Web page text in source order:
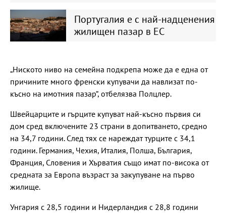
Португалия е с най-надценения
жилищен пазар в ЕС
„Ниското ниво на семейна подкрепа може да е една от
причините много френски купувачи да навлизат по-
късно на имотния пазар“, отбелязва Полцлер.
Швейцарците и гърците купуват най-късно първия си
дом сред включените 23 страни в допитването, средно
на 34,7 години. След тях се нареждат турците с 34,1
години. Германия, Чехия, Италия, Полша, България,
Франция, Словения и Хърватия също имат по-висока от
средната за Европа възраст за закупуване на първо
жилище.
Унгария с 28,5 години и Нидерландия с 28,8 години